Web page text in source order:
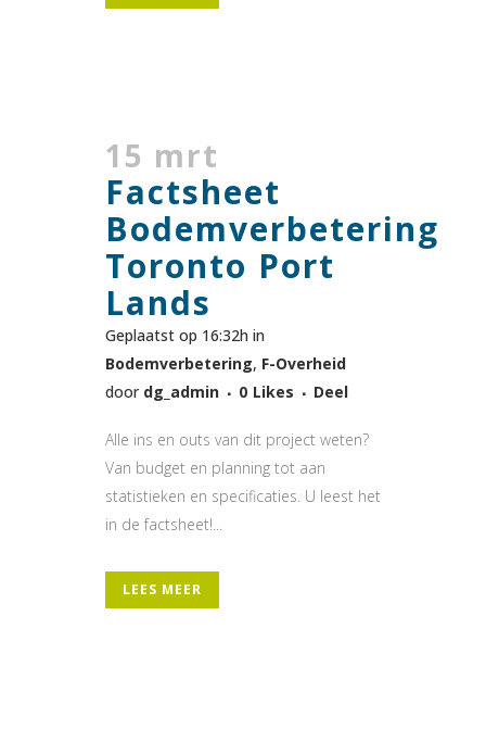
15 mrt
Factsheet
Bodemverbetering
Toronto Port
Lands
Geplaatst op 16:32h in
Bodemverbetering, F-Overheid
door dg_admin 0 Likes Deel
Alle ins en outs van dit project weten?
Van budget en planning tot aan
statistieken en specificaties. U leest het
in de factsheet!...
LEES MEER